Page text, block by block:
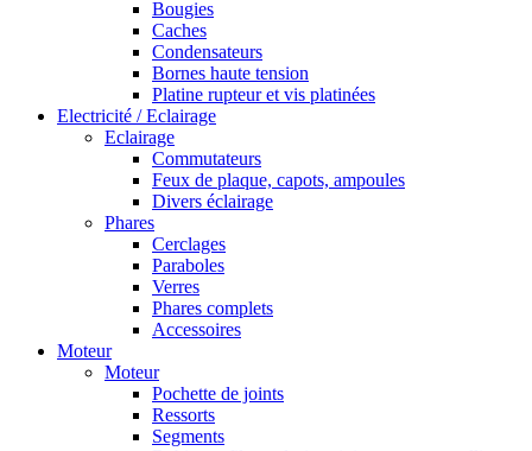
Bougies
Caches
Condensateurs
Bornes haute tension
Platine rupteur et vis platinées
Electricité / Eclairage
Eclairage
Commutateurs
Feux de plaque, capots, ampoules
Divers éclairage
Phares
Cerclages
Paraboles
Verres
Phares complets
Accessoires
Moteur
Moteur
Pochette de joints
Ressorts
Segments